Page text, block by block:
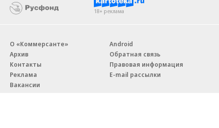
18+ реклама
О «Коммерсанте»
Архив
Контакты
Реклама
Вакансии
Android
Обратная связь
Правовая информация
E-mail рассылки